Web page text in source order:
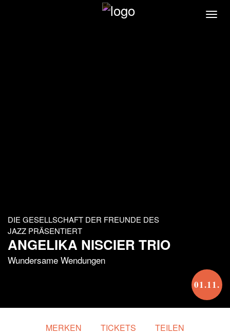
DIE GESELLSCHAFT DER FREUNDE DES
JAZZ PRÄSENTIERT
ANGELIKA NISCIER TRIO
Wundersame Wendungen
01.11.
MERKEN TICKETS TEILEN